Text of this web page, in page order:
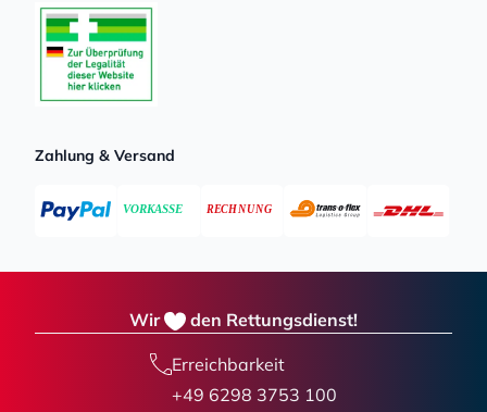
Zahlung & Versand
Wir den Rettungsdienst!
Erreichbarkeit
+49 6298 3753 100